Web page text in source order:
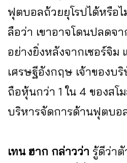
ฟุตบอลถ้วยยุโรปได้หรือไ
ลือว่า เขาอาจโดนปลดจ
อย่างยิ่งหลังจากเซอร์จิ
เศรษฐีอังกฤษ เจ้าของบริ
ถือหุ้นกว่า 1 ใน 4 ของสโ
บริหารจัดการด้านฟุตบอ
เทน ฮาก กล่าวว่า รู้ดีว่าตั